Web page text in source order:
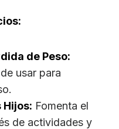
de Peso:
usar para
Hijos: Fomenta el
de actividades y